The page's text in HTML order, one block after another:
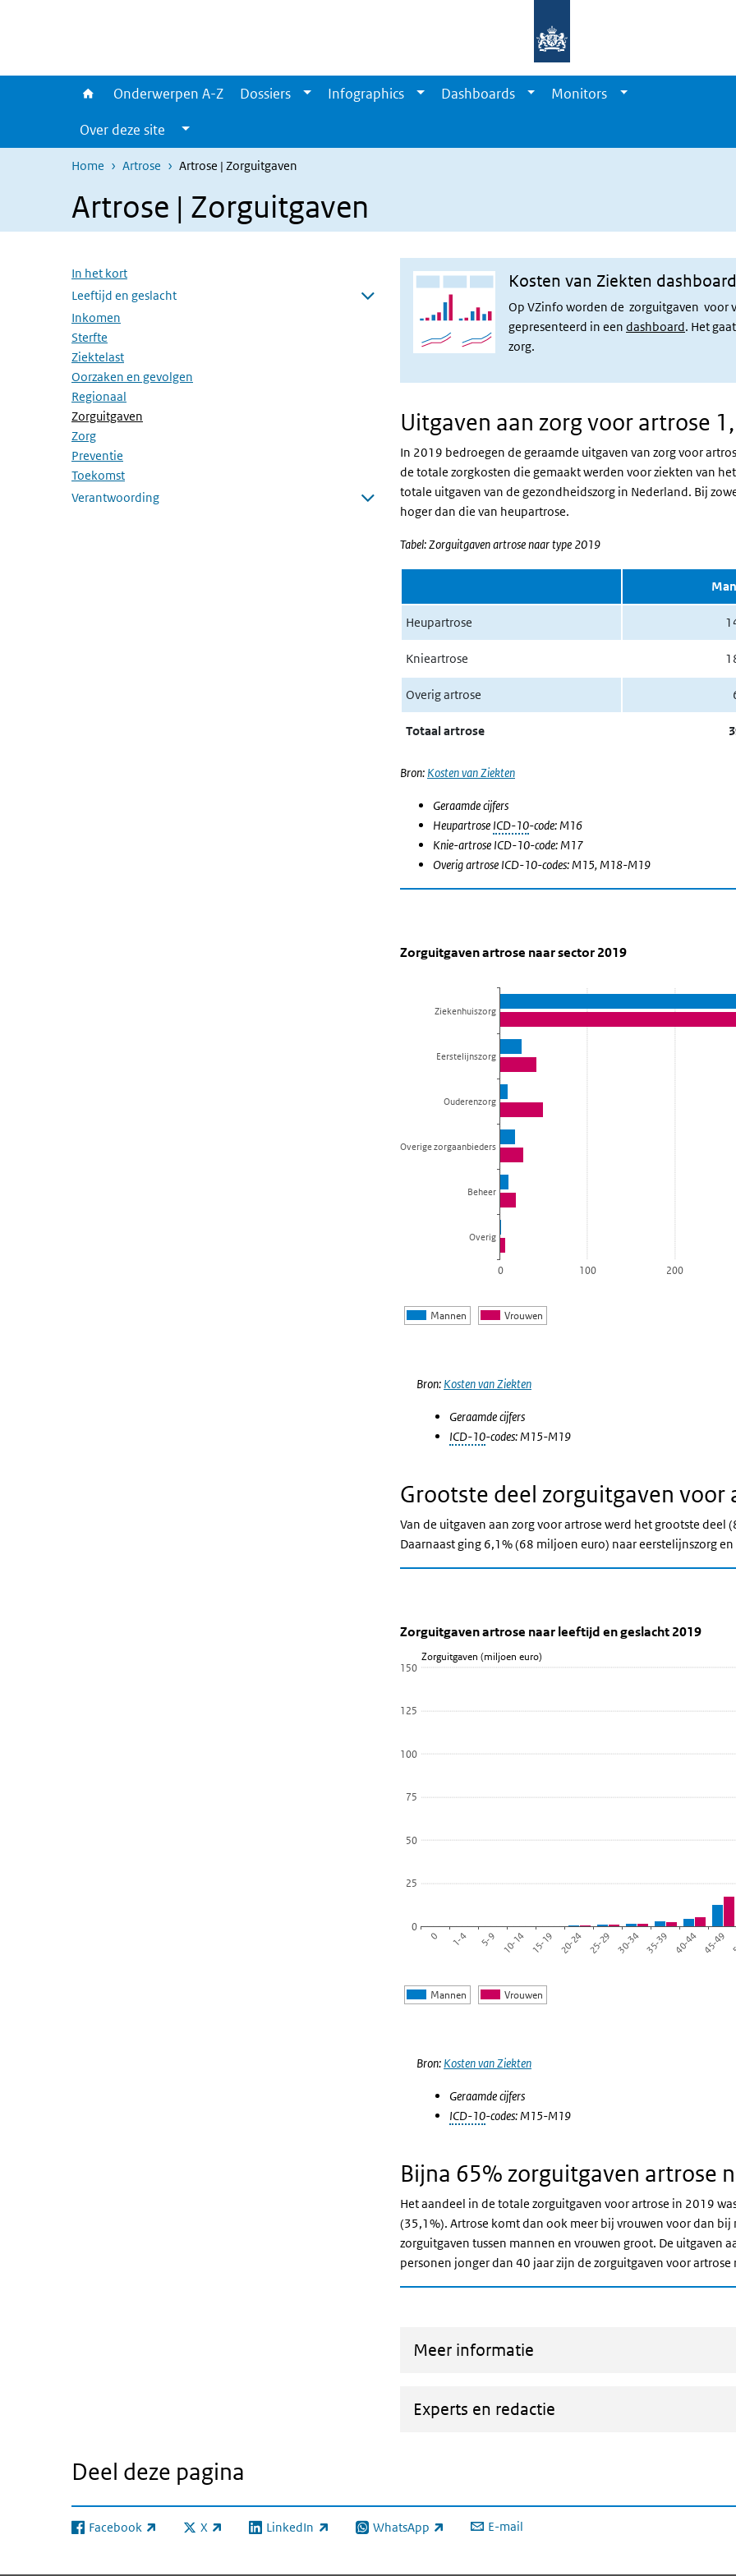
Onderwerpen A-Z Dossiers Infographics Dashboards
Monitors
Over deze site
Home Artrose Artrose | Zorguitgaven
Artrose | Zorguitgaven
Overslaan menu
In het kort
Leeftijd en geslacht
Submenu openen
Inkomen
Sterfte
Ziektelast
Oorzaken en gevolgen
Regionaal
Zorguitgaven
Zorg
Preventie
Toekomst
Verantwoording
Kosten van Ziekten dashboard
Op VZinfo worden de zorguitgaven voor
gepresenteerd in een dashboard. Het
zorg.
Uitgaven aan zorg voor artrose
In 2019 bedroegen de geraamde uitgaven van zorg voor
de totale zorgkosten die gemaakt werden voor ziekten van
totale uitgaven van de gezondheidszorg in Nederland. Bij
hoger dan die van heupartrose.
Tabel: Zorguitgaven artrose naar type 2019
Heupartrose
Knieartrose
Overig artrose
Totaal artrose
Bron: Kosten van Ziekten
Geraamde cijfers
Heupartrose ICD-10-code: M16
Knie-artrose ICD-10-code: M17
Overig artrose ICD-10-codes: M15, M18-M19
Zorguitgaven artrose naar sector
Sla de grafiek 'Zorguitgaven artrose naar sector 2019' over en
Zorguitgaven artrose naar sector 2019
De grafiek heeft 1 X-as die categories weergeeft.
De grafiek heeft 1 Y-as die Zorguitgaven (miljoen euro)
Zorguitgaven artrose naar sector 2019
Mannen Vrouwen
0 100 200
Ziekenhuiszorg
Eerstelijnszorg
Ouderenzorg
Overige zorgaanbieders
Beheer
Overig
Bron: Kosten van Ziekten
Geraamde cijfers
ICD-10-codes: M15-M19
Grootste deel zorguitgaven voor
Van de uitgaven aan zorg voor artrose werd het grootste
Daarnaast ging 6,1% (68 miljoen euro) naar eerstelijnszorg
Zorguitgaven artrose naar leeftijd
Sla de grafiek 'Zorguitgaven artrose naar leeftijd en geslacht
Zorguitgaven artrose naar leeftijd en
Staaf grafiek met 2 reeksen.
De grafiek heeft 1 X-as die Leeftijd weergeeft.
Zorguitgaven (miljoen euro)
Zorguitgaven artrose naar leeftijd en geslacht 2019
Mannen Vrouwen
0
25
50
75
100
125
150
0 1-4 5-9 10-14 15-19 20-24 25-29 30-34 35-39 40-44 45-49
Bron: Kosten van Ziekten
Geraamde cijfers
ICD-10-codes: M15-M19
Bijna 65% zorguitgaven artrose
Het aandeel in de totale zorguitgaven voor artrose in 2019
(35,1%). Artrose komt dan ook meer bij vrouwen voor dan
zorguitgaven tussen mannen en vrouwen groot. De uitgaven
personen jonger dan 40 jaar zijn de zorguitgaven voor artrose
Meer informatie
Experts en redactie
Deel deze pagina
Facebook
(externe link) X
(externe link) LinkedIn
(externe link) WhatsApp
(externe link) E-mail